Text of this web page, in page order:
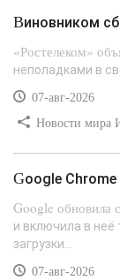
Виновником
«Ростелеком»
неполадками в
07-авг-2026
Новости мира
Google
Google обновила
и включила в неё
загрузки...
07-авг-2026